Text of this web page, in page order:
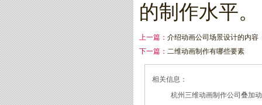
的制作水平。
上一篇： 介绍动画公司场景设计的内容
下一篇： 二维动画制作有哪些要素
相关信息：
杭州三维动画制作公司叠加